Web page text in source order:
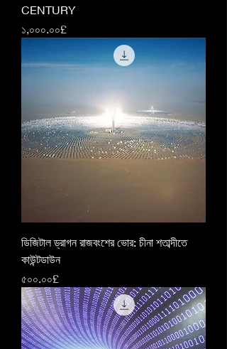
CENTURY
Price
১,০০০.০০£
ডিজিটাল ড্রাগন রাজবংশের ভোর: চীনা শতাব্দীতে
কাউন্টডাউন
Price
৫০০.০০£